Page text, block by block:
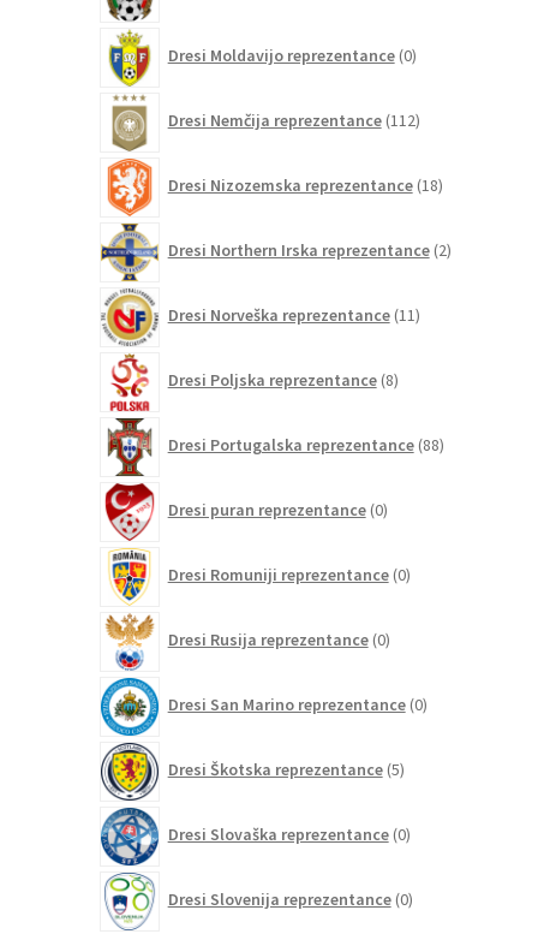
Dresi Moldavijo reprezentance 0izdelkov
Dresi Nemčija reprezentance 112izdelkov
Dresi Nizozemska reprezentance 18izdelkov
Dresi Northern Irska reprezentance 2izdelka
Dresi Norveška reprezentance 11izdelkov
Dresi Poljska reprezentance 8izdelkov
Dresi Portugalska reprezentance 88izdelkov
Dresi puran reprezentance 0izdelkov
Dresi Romuniji reprezentance 0izdelkov
Dresi Rusija reprezentance 0izdelkov
Dresi San Marino reprezentance 0izdelkov
Dresi Škotska reprezentance 5izdelkov
Dresi Slovaška reprezentance 0izdelkov
Dresi Slovenija reprezentance 0izdelkov